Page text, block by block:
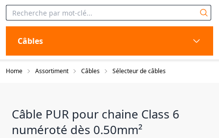
Câbles
Home Assortiment Câbles Sélecteur de câbles
Câble PUR pour chaine Class 6
numéroté dès 0.50mm²